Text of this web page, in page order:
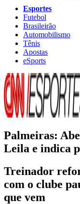
Esportes
Futebol
Brasileirão
Automobilismo
Tênis
Apostas
eSports
Palmeiras:
Leila e indica
Treinador
com o clube
que vem